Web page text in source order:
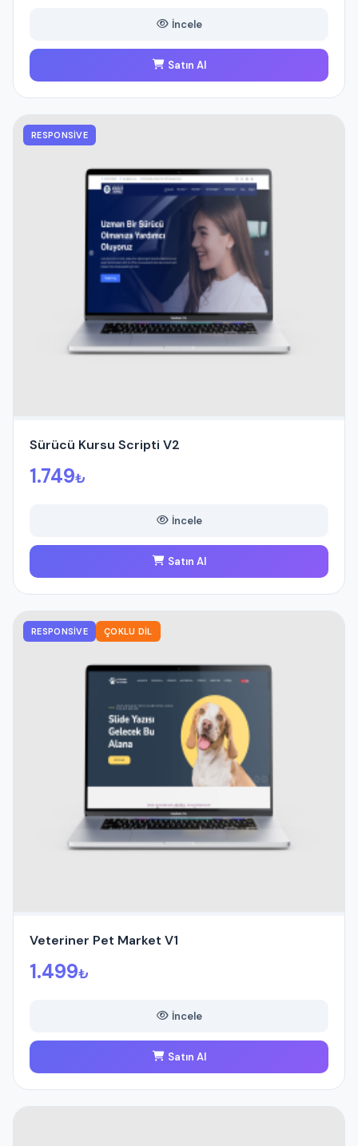
İncele
Satın Al
RESPONSIVE
Sürücü Kursu Scripti V2
1.749₺
İncele
Satın Al
RESPONSIVE ÇOKLU DIL
Veteriner Pet Market V1
1.499₺
İncele
Satın Al